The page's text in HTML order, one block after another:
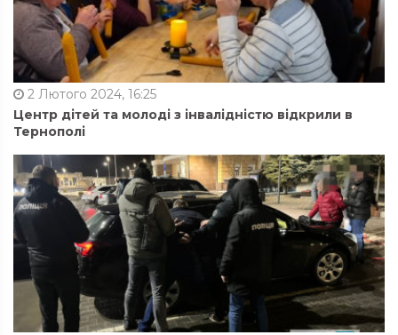
2 Лютого 2024, 16:25
Центр дітей та молоді з інвалідністю відкрили в
Тернополі